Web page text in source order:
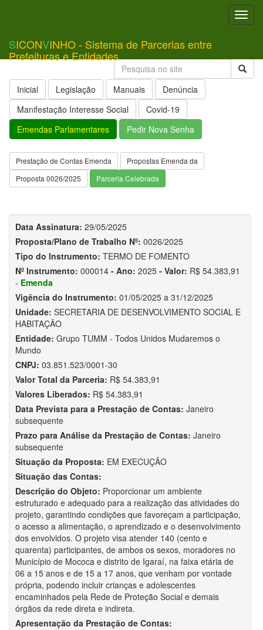
SICONVINHO - Sistema de Parcerias entre
Prefeituras e Entidades
Inicial Legislação Manuais
Denúncia
Manifestação Interesse Social
Covid-19
Emendas Parlamentares
Pedir Nova Senha
Prestação de Contas Emenda
Propostas Emenda da
Proposta 0026/2025
Parceria Celebrada
Data Assinatura: 29/05/2025
Proposta/Plano de Trabalho Nº: 0026/2025
Tipo do Instrumento: TERMO DE FOMENTO
Nº Instrumento: 000014 - Ano: 2025 - Valor: R$ 54.383,91
- Emenda
Vigência do Instrumento: 01/05/2025 a 31/12/2025
Unidade: SECRETARIA DE DESENVOLVIMENTO SOCIAL E
HABITAÇÃO
Entidade: Grupo TUMM - Todos Unidos Mudaremos o
Mundo
CNPJ: 03.851.523/0001-30
Valor Total da Parceria: R$ 54.383,91
Valores Liberados: R$ 54.383,91
Data Prevista para a Prestação de Contas: Janeiro
subsequente
Prazo para Análise da Prestação de Contas: Janeiro
subsequente
Situação da Proposta: EM EXECUÇÃO
Situação das Contas:
Descrição do Objeto: Proporcionar um ambiente
estruturado e adequado para a realização das atividades do
projeto, garantindo condições que favoreçam a participação,
o acesso a alimentação, o aprendizado e o desenvolvimento
dos envolvidos. O projeto visa atender 140 (cento e
quarenta) participantes, de ambos os sexos, moradores no
Município de Mococa e distrito de Igaraí, na faixa etária de
06 a 15 anos e de 15 a 17 anos, que venham por vontade
própria, podendo incluir crianças e adolescentes
encaminhados pela Rede de Proteção Social e demais
órgãos da rede direta e indireta.
Apresentação da Prestação de Contas: